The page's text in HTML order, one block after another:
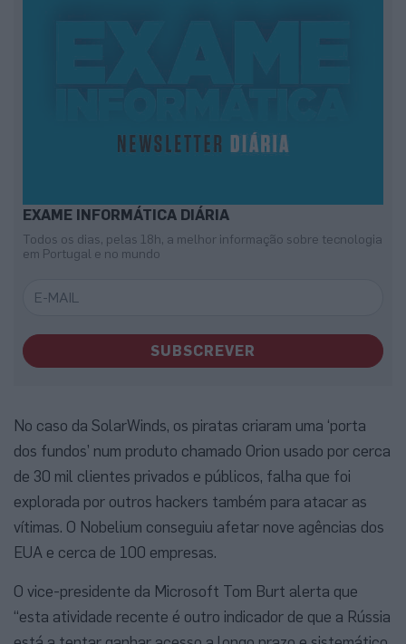
EXAME INFORMÁTICA DIÁRIA
Todos os dias, pelas 18h, a melhor informação sobre tecnologia
em Portugal e no mundo
SUBSCREVER
No caso da SolarWinds, os piratas criaram uma ‘porta
dos fundos’ num produto chamado Orion usado por cerca
de 30 mil clientes privados e públicos, falha que foi
explorada por outros hackers também para atacar as
vítimas. O Nobelium conseguiu afetar nove agências dos
EUA e cerca de 100 empresas.
O vice-presidente da Microsoft Tom Burt alerta que
“esta atividade recente é outro indicador de que a Rússia